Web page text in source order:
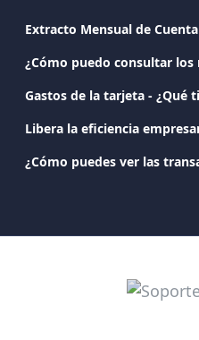
Extracto Mensual de Cuenta